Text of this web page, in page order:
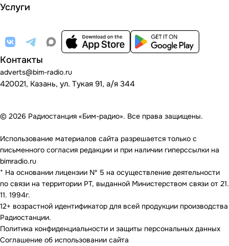
Услуги
Контакты
adverts@bim-radio.ru
420021, Казань, ул. Тукая 91, а/я 344
© 2026 Радиостанция «Бим-радио». Все права защищены.
Использование материалов сайта разрешается только с
письменного согласия редакции и при наличии гиперссылки на
bimradio.ru
* На основании лицензии Nº 5 на осуществление деятельности
по связи на территории РТ, выданной Министерством связи от 21.
11. 1994г.
12+ возрастной идентификатор для всей продукции производства
Радиостанции.
Политика конфиденциальности и защиты персональных данных
Соглашение об использовании сайта